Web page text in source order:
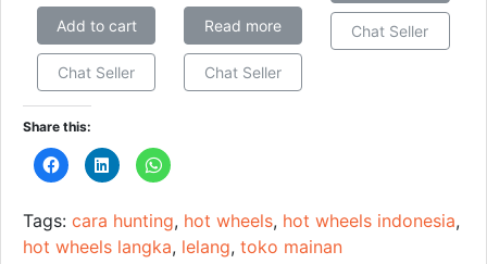
Add to cart
Chat Seller
Read more
Chat Seller
Chat Seller
Share this:
C
l
k
t
o
s
C
l
k
t
o
C
l
k
t
o
s
Tags: cara hunting, hot wheels, hot wheels indonesia,
hot wheels langka, lelang, toko mainan